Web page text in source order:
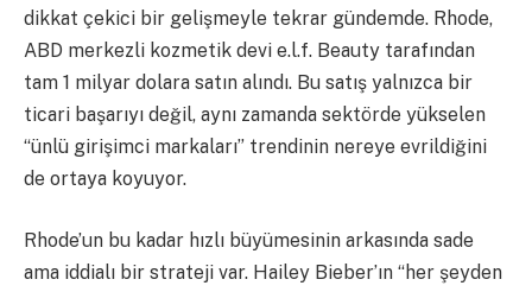
dikkat çekici bir gelişmeyle tekrar gündemde. Rhode,
ABD merkezli kozmetik devi e.l.f. Beauty tarafından
tam 1 milyar dolara satın alındı. Bu satış yalnızca bir
ticari başarıyı değil, aynı zamanda sektörde yükselen
“ünlü girişimci markaları” trendinin nereye evrildiğini
de ortaya koyuyor.
Rhode’un bu kadar hızlı büyümesinin arkasında sade
ama iddialı bir strateji var. Hailey Bieber’ın “her şeyden